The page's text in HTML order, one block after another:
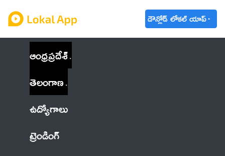
డౌన్లోడ్ లోకల్ యాప్
ఆంధ్రప్రదేశ్
తెలంగాణ
ఉద్యోగాలు
ట్రెండింగ్